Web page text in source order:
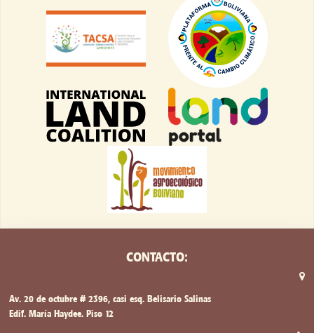
CONTACTO:
Av. 20 de octubre # 2396, casi esq. Belisario Salinas
Edif. María Haydee. Piso 12